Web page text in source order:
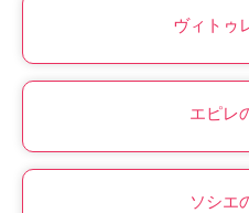
ヴィトゥ
エピレ
ソシエ